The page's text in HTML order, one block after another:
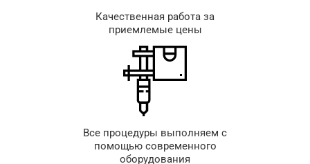
Качественная работа за
приемлемые цены
Все процедуры выполняем с
помощью современного
оборудования